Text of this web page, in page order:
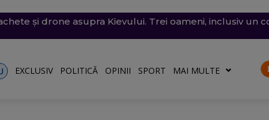
din România în Bulgaria și a explodat aproape de
vijelii. Trei Coduri galbene, temperaturi de 37 de grade
și drone asupra Kievului. Trei oameni, inclusiv un
viitoare. Accesul se va face în etape. Iată ce
scufundate în Dunăre. Operațiunea continuă pentru
EXCLUSIV POLITICĂ OPINII SPORT MAI MULTE